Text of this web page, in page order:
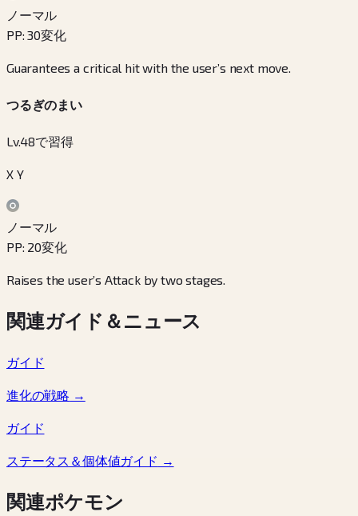
ノーマル
PP:30変化
Guarantees a critical hit with the user’s next move.
つるぎのまい
Lv.48で習得
X Y
ノーマル
PP: 20変化
Raises the user’s Attack by two stages.
関連ガイド＆ニュース
ガイド
進化の戦略 →
ガイド
ステータス＆個体値ガイド →
関連ポケモン